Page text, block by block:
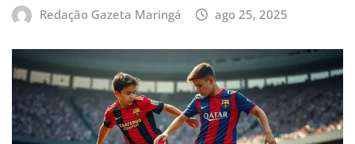
Redação Gazeta Maringá ago 25, 2025